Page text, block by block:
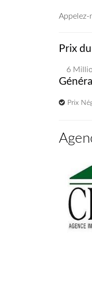
Prix
6
Général
Prix